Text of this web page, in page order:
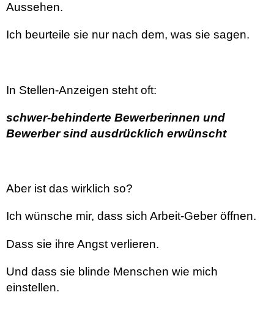
Aussehen.
Ich beurteile sie nur nach dem, was sie sagen.
In Stellen-Anzeigen steht oft:
schwer-behinderte Bewerberinnen und
Bewerber sind ausdrücklich erwünscht
Aber ist das wirklich so?
Ich wünsche mir, dass sich Arbeit-Geber öffnen.
Dass sie ihre Angst verlieren.
Und dass sie blinde Menschen wie mich
einstellen.